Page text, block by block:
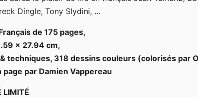
Dingle, Tony Slydini, …
de 175 pages,
x 27.94 cm,
techniques, 318 dessins couleurs (colorisés par
page par Damien Vappereau
LIMITÉ